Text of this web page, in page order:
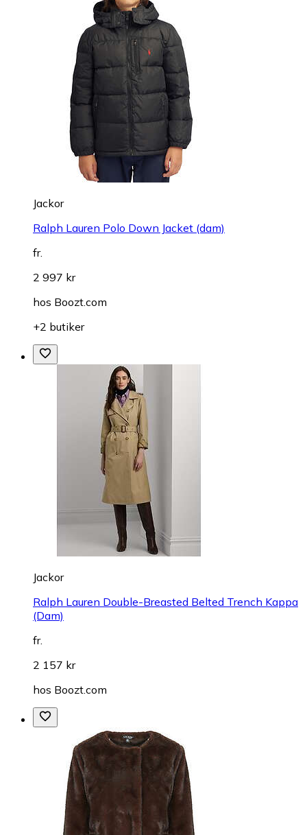
Jackor
Ralph Lauren Polo Down Jacket (dam)
fr.
2 997 kr
hos Boozt.com
+2 butiker
Jackor
Ralph Lauren Double-Breasted Belted Trench Kappa
(Dam)
fr.
2 157 kr
hos Boozt.com